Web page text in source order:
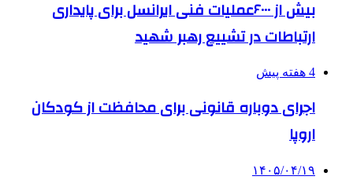
بیش از ۶۰۰۰عملیات فنی ایرانسل برای پایداری
ارتباطات در تشییع رهبر شهید
4 هفته پیش
اجرای دوباره قانونی برای محافظت از کودکان
اروپا
۱۴۰۵/۰۴/۱۹